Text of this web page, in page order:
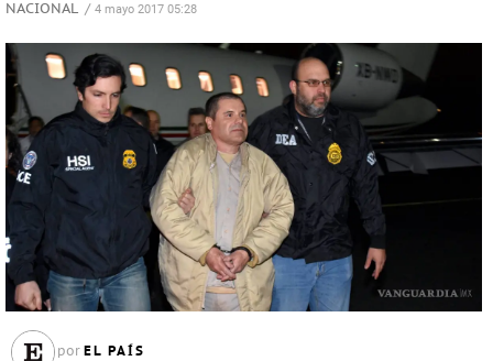
NACIONAL / 4 mayo 2017 05:28
por EL PAÍS